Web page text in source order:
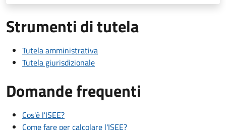
Strumenti di tutela
Tutela amministrativa
Tutela giurisdizionale
Domande frequenti
Cos'è l'ISEE?
Come fare per calcolare l'ISEE?